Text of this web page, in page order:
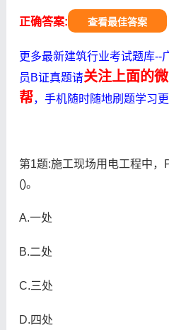
正确答案: 查看最佳答案
更多最新建筑行业考试题库--
员B证真题请关注上面的
帮，手机随时随地刷题学习更
第1题:施工现场用电工程中
()。
A.一处
B.二处
C.三处
D.四处